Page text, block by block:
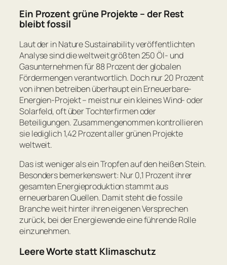
Ein Prozent grüne Projekte – der Rest
bleibt fossil
Laut der inNature Sustainabilityveröffentlichten
Analyse sind die weltweit größten 250 Öl- und
Gasunternehmen für 88 Prozent der globalen
Fördermengen verantwortlich. Doch nur 20 Prozent
von ihnen betreiben überhaupt ein Erneuerbare-
Energien-Projekt – meist nur ein kleines Wind- oder
Solarfeld, oft über Tochterfirmen oder
Beteiligungen. Zusammengenommen kontrollieren
sie lediglich 1,42 Prozent aller grünen Projekte
weltweit.
Das ist weniger als ein Tropfen auf den heißen Stein.
Besonders bemerkenswert: Nur 0,1 Prozent ihrer
gesamten Energieproduktion stammt aus
erneuerbaren Quellen. Damit steht die fossile
Branche weit hinter ihren eigenen Versprechen
zurück, bei der Energiewende eine führende Rolle
einzunehmen.
Leere Worte statt Klimaschutz